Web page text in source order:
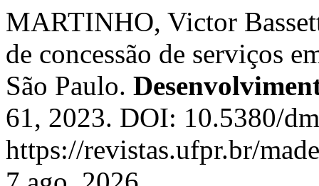
MARTINHO, Victor
de concessão de serviços
São Paulo.
61, 2023. DOI: 10.5380/
https://revistas.ufpr.br/